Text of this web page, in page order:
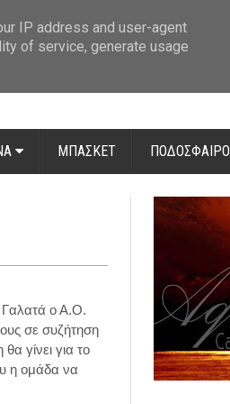
ΜΠΑΣΚΕΤ ΠΟΔΟΣΦΑΙΡΟ
Γαλατά ο Α.Ο.
σε συζήτηση
γίνει για το
η ομάδα να
IP address and user-agent
of service, generate usage